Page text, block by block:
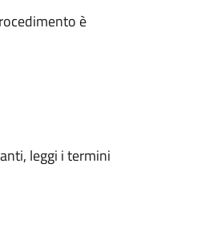
è
leggi i termini